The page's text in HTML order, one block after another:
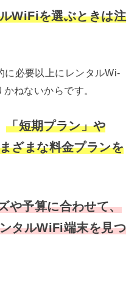
WiFiを選ぶときは注
に必要以上にレンタルWi-
ねないからです。
「短期プラン」や
ざまな料金プランを
や予算に合わせて、
タルWiFi端末を見つ